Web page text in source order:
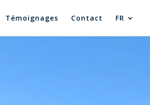
Témoignages Contact FR